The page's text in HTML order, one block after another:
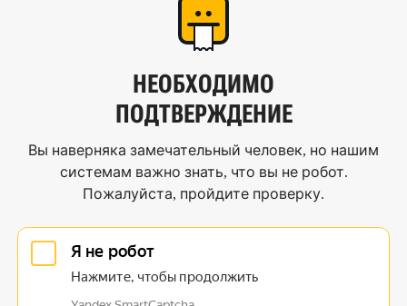
НЕОБХОДИМО
ПОДТВЕРЖДЕНИЕ
Вы наверняка замечательный человек, но нашим
системам важно знать, что вы не робот.
Пожалуйста, пройдите проверку.